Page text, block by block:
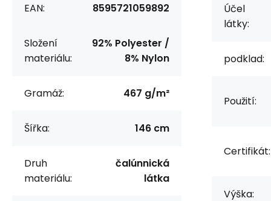
EAN: 8595721059892
Složení
materiálu:
92% Polyester /
8% Nylon
Gramáž: 467 g/m²
Šířka: 146 cm
Druh
materiálu:
čalúnnická
látka
Účel
látky:
podklad:
Použití:
Certifikát:
Výška: